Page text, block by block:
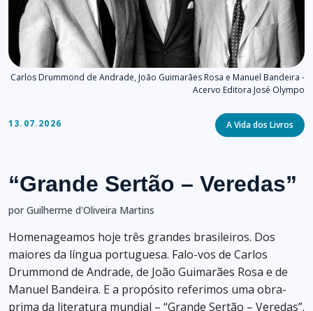
Carlos Drummond de Andrade, João Guimarães Rosa e Manuel Bandeira -
Acervo Editora José Olympo
13.07.2026 Categories
A Vida dos Livros
“Grande Sertão – Veredas”
por Guilherme d'Oliveira Martins
Homenageamos hoje três grandes brasileiros. Dos
maiores da língua portuguesa. Falo-vos de Carlos
Drummond de Andrade, de João Guimarães Rosa e de
Manuel Bandeira. E a propósito referimos uma obra-
prima da literatura mundial – “Grande Sertão – Veredas”.